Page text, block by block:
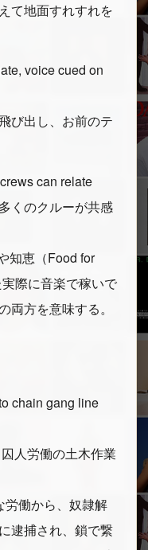
て地面すれすれを
voice cued on
び出し、お前のテ
can relate
くのクルーが共感
知恵（Food for
際に音楽で稼いで
両方を意味する。
chain gang line
人労働の土木作業
労働から、奴隷解
逮捕され、鎖で繋